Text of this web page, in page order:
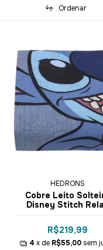
Ordenar
HEDRONS
Cobre Leito
Disney Stitch
Hedrons
R$219,99
4 x de R$55,00 sem